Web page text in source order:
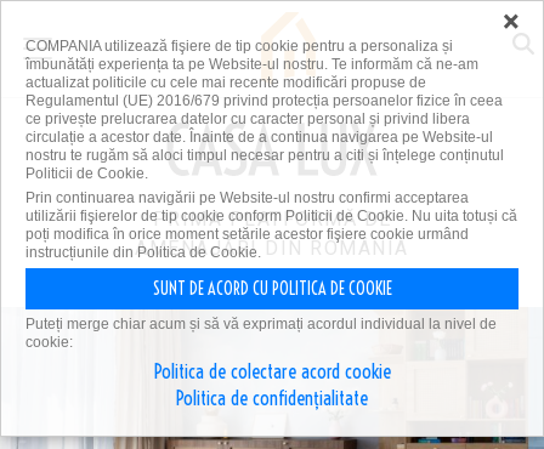
PRIMA PLATFORMĂ DE
AMENAJĂRI DIN ROMÂNIA
×
COMPANIA utilizează fişiere de tip cookie pentru a personaliza și
îmbunătăți experiența ta pe Website-ul nostru. Te informăm că ne-am
actualizat politicile cu cele mai recente modificări propuse de
Regulamentul (UE) 2016/679 privind protecția persoanelor fizice în ceea
ce privește prelucrarea datelor cu caracter personal și privind libera
circulație a acestor date. Înainte de a continua navigarea pe Website-ul
nostru te rugăm să aloci timpul necesar pentru a citi și înțelege conținutul
Politicii de Cookie.
Prin continuarea navigării pe Website-ul nostru confirmi acceptarea
utilizării fişierelor de tip cookie conform Politicii de Cookie. Nu uita totuși că
poți modifica în orice moment setările acestor fişiere cookie urmând
instrucțiunile din Politica de Cookie.
SUNT DE ACORD CU POLITICA DE COOKIE
Puteți merge chiar acum și să vă exprimați acordul individual la nivel de
cookie:
Politica de colectare acord cookie
Politica de confidențialitate